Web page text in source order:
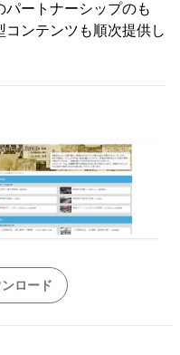
ートナーシップのも
ンテンツも順次提供し
ロード